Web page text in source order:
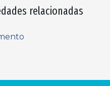
relacionadas